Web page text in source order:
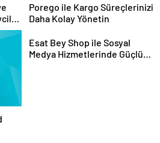
Porego ile Kargo Süreçlerinizi
Daha Kolay Yönetin
Esat Bey Shop ile Sosyal
Medya Hizmetlerinde Güçlü